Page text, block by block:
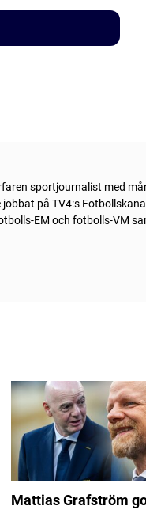
sportjournalist med
på TV4:s
EM och fotbolls-VM
Mattias Grafström